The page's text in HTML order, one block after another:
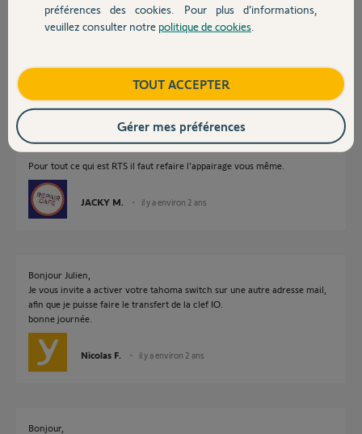
Contact
Participer au fil de discussion
Réponses
Somfy ne peut vous aidez que pour le matériel IO en transférant la clé IO.
Pour tout ce qui est RTS il faut refaire l'appairage vous même.
JACKY M. il y a environ 2 ans
Bonjour Julien,
Je vous invite a activer votre tahoma switch sur une autre adresse mail,
afin que je puisse faire le transfert de la clef IO.
bonne journée.
Nicolas F. il y a environ 2 ans
Bonjour,
préférences des cookies. Pour plus d’informations,
veuillez consulter notre politique de cookies
TOUT ACCEPTER
Gérer mes préférences